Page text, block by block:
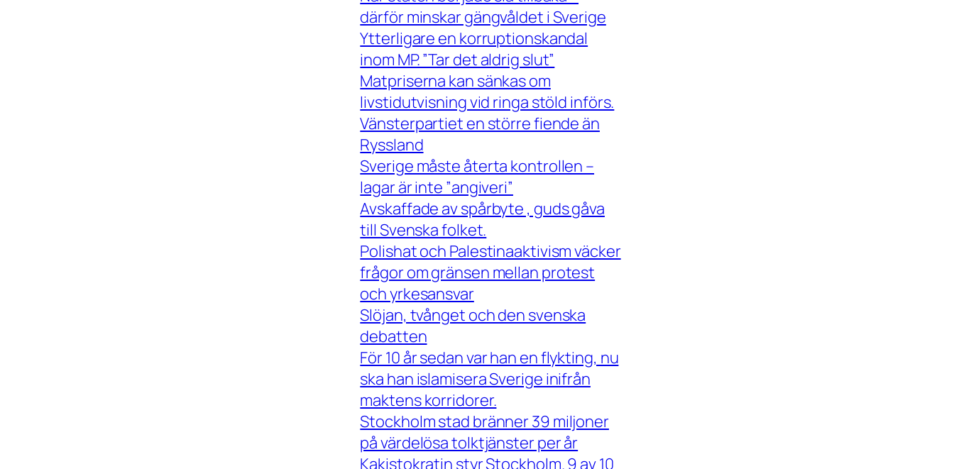
därför minskar gängvåldet i Sverige
Ytterligare en korruptionskandal
inom MP. ”Tar det aldrig slut”
Matpriserna kan sänkas om
livstidutvisning vid ringa stöld införs.
Vänsterpartiet en större fiende än
Ryssland
Sverige måste återta kontrollen –
lagar är inte ”angiveri”
Avskaffade av spårbyte , guds gåva
till Svenska folket.
Polishat och Palestinaaktivism väcker
frågor om gränsen mellan protest
och yrkesansvar
Slöjan, tvånget och den svenska
debatten
För 10 år sedan var han en flykting, nu
ska han islamisera Sverige inifrån
maktens korridorer.
Stockholm stad bränner 39 miljoner
på värdelösa tolktjänster per år
Kakistokratin styr Stockholm. 9 av 10